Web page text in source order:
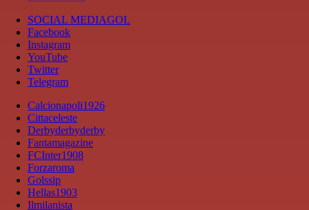
SOCIAL MEDIAGOL
Facebook
Instagram
YouTube
Twitter
Telegram
Calcionapoli1926
Cittaceleste
Derbyderbyderby
Fantamagazine
FCInter1908
Forzaroma
Golssip
Hellas1903
Ilmilanista